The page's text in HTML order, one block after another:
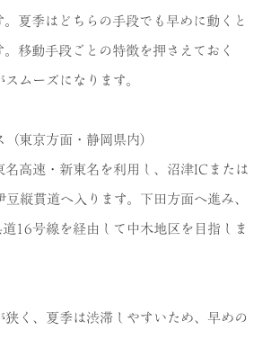
。夏季はどちらの手段でも早めに動くと
移動手段ごとの特徴を押さえておく
ムーズになります。
東京方面・静岡県内）
名高速・新東名を利用し、沼津ICまたは
縦貫道へ入ります。下田方面へ進み、
16号線を経由して中木地区を目指しま
狭く、夏季は渋滞しやすいため、早めの